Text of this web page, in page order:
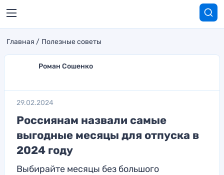
Главная Полезные советы
Роман Сошенко
29.02.2024
Россиянам назвали самые
выгодные месяцы для отпуска в
2024 году
Выбирайте месяцы без большого